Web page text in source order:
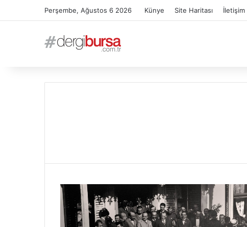
Perşembe, Ağustos 6 2026 Künye Site Haritası İletişim